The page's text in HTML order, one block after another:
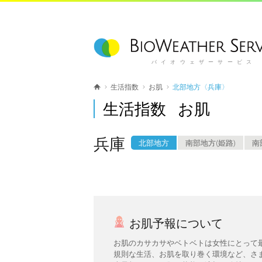
バイオウェザーサービス
生活指数 お肌 北部地方〈兵庫〉
生活指数 お肌
兵庫 北部地方 南部地方(姫路) 南
お肌予報について
お肌のカサカサやベトベトは女性にとっ
規則な生活、お肌を取り巻く環境など、